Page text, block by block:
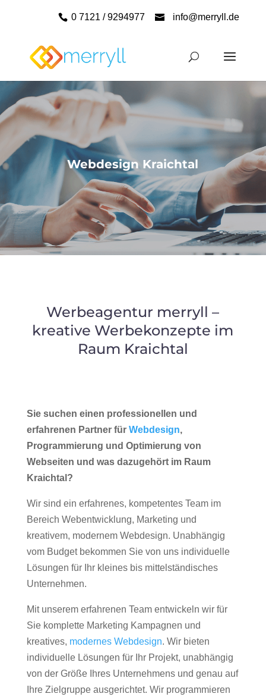
0 7121 / 9294977 info@merryll.de
Webdesign Kraichtal
Werbeagentur merryll –
kreative Werbekonzepte im
Raum Kraichtal
Sie suchen einen professionellen und
erfahrenen Partner für Webdesign,
Programmierung und Optimierung von
Webseiten und was dazugehört im Raum
Kraichtal?
Wir sind ein erfahrenes, kompetentes Team im
Bereich Webentwicklung, Marketing und
kreativem, modernem Webdesign. Unabhängig
vom Budget bekommen Sie von uns individuelle
Lösungen für Ihr kleines bis mittelständisches
Unternehmen.
Mit unserem erfahrenen Team entwickeln wir für
Sie komplette Marketing Kampagnen und
kreatives, modernes Webdesign. Wir bieten
individuelle Lösungen für Ihr Projekt, unabhängig
von der Größe Ihres Unternehmens und genau auf
Ihre Zielgruppe ausgerichtet. Wir programmieren